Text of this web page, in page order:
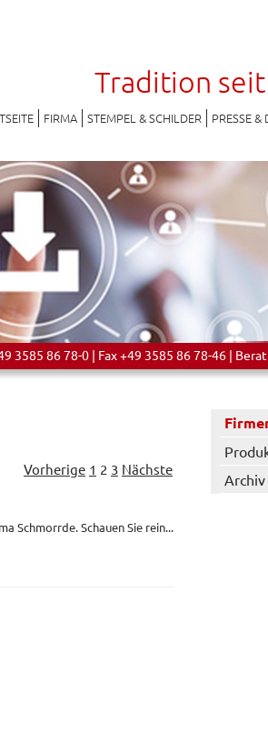
Tradition
FIRMA STEMPEL & SCHILDER PRESSE
3585 86 78-0 | Fax +49 3585 86 78-46 |
Vorherige 1 2 3 Nächste
Schmorrde. Schauen Sie rein...
Archiv